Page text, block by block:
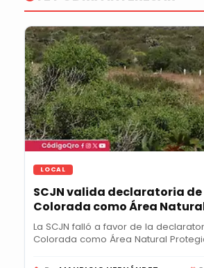
LOCAL
SCJN valida declaratoria de
Colorada como Área
La SCJN falló a favor de la
Colorada como Área Natural